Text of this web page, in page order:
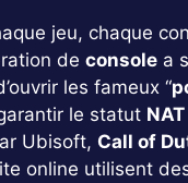
jeu, chaque
de console a
les fameux “
le statut
Ubisoft, Call of
online utilisent